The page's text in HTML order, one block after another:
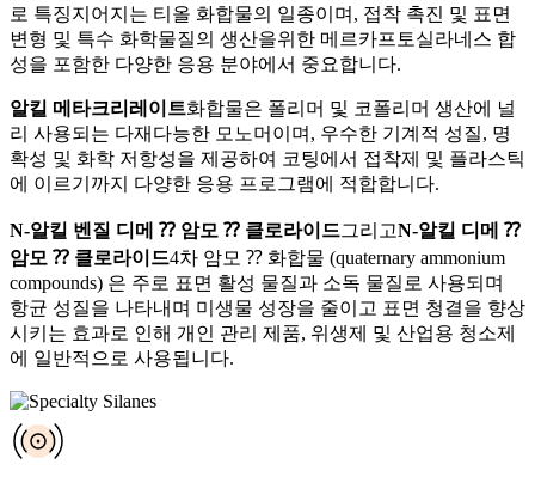
로 특징지어지는 티올 화합물의 일종이며, 접착 촉진 및 표면
변형 및 특수 화학물질의 생산을위한 메르카프토실라네스 합
성을 포함한 다양한 응용 분야에서 중요합니다.
알킬 메타크리레이트화합물은 폴리머 및 코폴리머 생산에 널
리 사용되는 다재다능한 모노머이며, 우수한 기계적 성질, 명
확성 및 화학 저항성을 제공하여 코팅에서 접착제 및 플라스틱
에 이르기까지 다양한 응용 프로그램에 적합합니다.
N-알킬 벤질 디메 ⁇ 암모 ⁇ 클로라이드그리고N-알킬 디메 ⁇
암모 ⁇ 클로라이드4차 암모 ⁇ 화합물 (quaternary ammonium
compounds) 은 주로 표면 활성 물질과 소독 물질로 사용되며
항균 성질을 나타내며 미생물 성장을 줄이고 표면 청결을 향상
시키는 효과로 인해 개인 관리 제품, 위생제 및 산업용 청소제
에 일반적으로 사용됩니다.